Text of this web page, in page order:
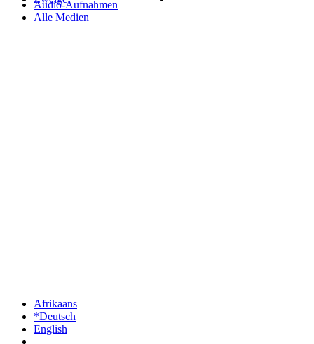
Audio-Aufnahmen
Alle Medien
Afrikaans
*Deutsch
English